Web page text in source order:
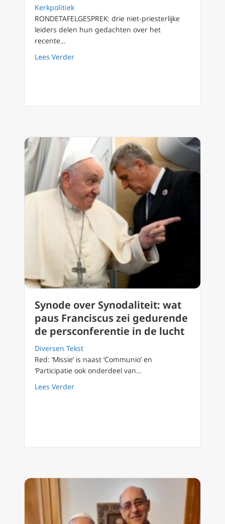
Kerkpolitiek
RONDETAFELGESPREK: drie niet-priesterlijke
leiders delen hun gedachten over het
recente…
Lees Verderabout Nadere beschouwing van het
Synode over Synodaliteit: wat
paus Franciscus zei gedurende
de persconferentie in de lucht
Diversen Tekst
Red: ‘Missie’ is naast ‘Communio’ en
‘Participatie ook onderdeel van…
Lees Verderabout Synode over Synodaliteit: wat paus